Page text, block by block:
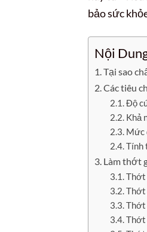
bảo sức
Nội
Tại sao
Các tiêu
Độ
Khả
Mức
Tính
Làm thớt
Thớt
Thớt
Thớt
Thớt